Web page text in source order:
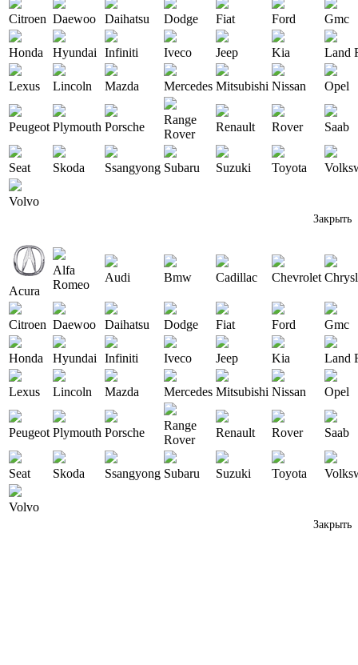
Citroen Daewoo Daihatsu Dodge Fiat Ford Gmc
Honda Hyundai Infiniti Iveco Jeep Kia Land
Lexus Lincoln Mazda Mercedes Mitsubishi Nissan Opel
Peugeot Plymouth Porsche
Range
Rover
Renault Rover Saab
Seat Skoda Ssangyong Subaru Suzuki Toyota
Volvo
Закрыть
Acura
Alfa
Romeo
Audi Bmw Cadillac Chevrolet
Citroen Daewoo Daihatsu Dodge Fiat Ford Gmc
Honda Hyundai Infiniti Iveco Jeep Kia Land
Lexus Lincoln Mazda Mercedes Mitsubishi Nissan Opel
Peugeot Plymouth Porsche
Range
Rover
Renault Rover Saab
Seat Skoda Ssangyong Subaru Suzuki Toyota
Volvo
Закрыть